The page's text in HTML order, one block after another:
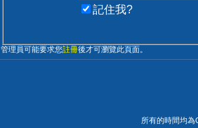
記住我?
管理員可能要求您註冊後才可瀏覽此頁面。
所有的時間均為